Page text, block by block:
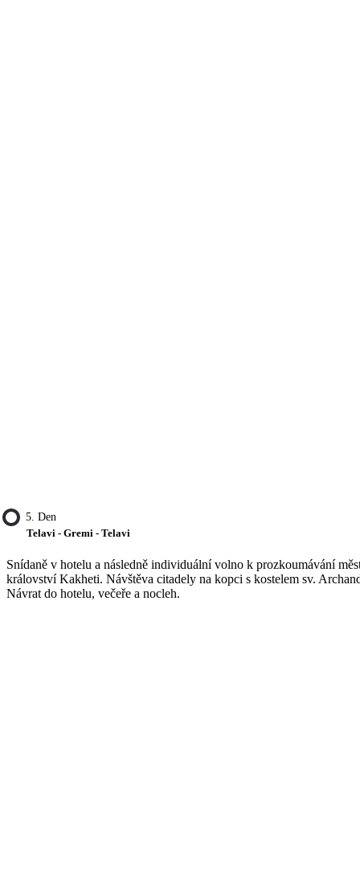
5. Den
Telavi - Gremi - Telavi
Snídaně v hotelu a následně individuální volno k prozkoumávání
království Kakheti. Návštěva citadely na kopci s kostelem sv.
Návrat do hotelu, večeře a nocleh.